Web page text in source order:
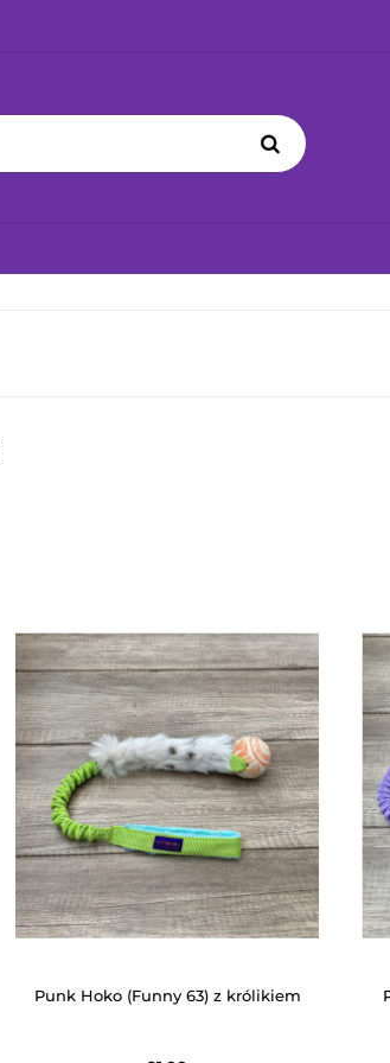
Punk Hoko (Funny 63) z królikiem